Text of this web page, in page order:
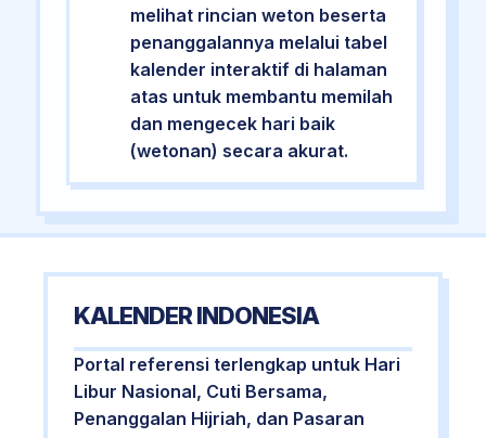
melihat rincian weton beserta
penanggalannya melalui tabel
kalender interaktif di halaman
atas untuk membantu memilah
dan mengecek hari baik
(wetonan) secara akurat.
KALENDER INDONESIA
Portal referensi terlengkap untuk Hari
Libur Nasional, Cuti Bersama,
Penanggalan Hijriah, dan Pasaran